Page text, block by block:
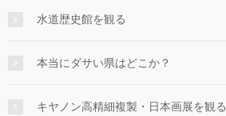
水道歴史館を観る
本当にダサい県はどこか？
キヤノン高精細複製・日本画展を観る